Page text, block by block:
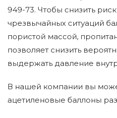
949-73. Чтобы снизить
чрезвычайных ситуаций
пористой массой,
позволяет снизить
выдержать давление
В нашей компании вы
ацетиленовые баллоны